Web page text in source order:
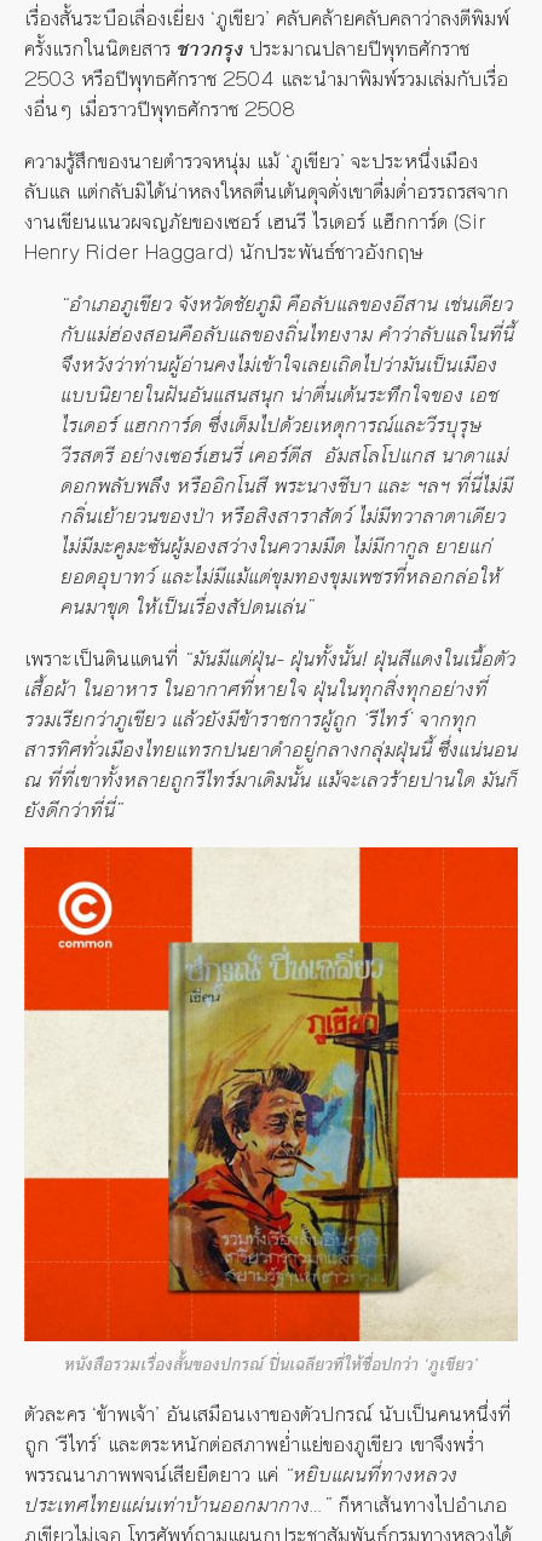
เรื่องสั้นระบือเลื่องเยี่ยง ‘ภูเขียว’ คลับคล้ายคลับคลาว่าลงตีพิมพ์
ครั้งแรกในนิตยสาร ชาวกรุง ประมาณปลายปีพุทธศักราช
2503 หรือปีพุทธศักราช 2504 และนำมาพิมพ์รวมเล่มกับเรื่อ
งอื่นๆ เมื่อราวปีพุทธศักราช 2508
ความรู้สึกของนายตำรวจหนุ่ม แม้ ‘ภูเขียว’ จะประหนึ่งเมือง
ลับแล แต่กลับมิได้น่าหลงใหลตื่นเต้นดุจดั่งเขาดื่มด่ำอรรถรสจาก
งานเขียนแนวผจญภัยของเซอร์ เฮนรี ไรเดอร์ แฮ็กการ์ด (Sir
Henry Rider Haggard) นักประพันธ์ชาวอังกฤษ
“อำเภอภูเขียว จังหวัดชัยภูมิ คือลับแลของอีสาน เช่นเดียว
กับแม่ฮ่องสอนคือลับแลของถิ่นไทยงาม คำว่าลับแลในที่นี้
จึงหวังว่าท่านผู้อ่านคงไม่เข้าใจเลยเถิดไปว่ามันเป็นเมือง
แบบนิยายในฝันอันแสนสนุก น่าตื่นเต้นระทึกใจของ เอช
ไรเดอร์ แฮกการ์ด ซึ่งเต็มไปด้วยเหตุการณ์และวีรบุรุษ
วีรสตรี อย่างเซอร์เฮนรี่ เคอร์ตีส อัมสโลโปแกส นาดาแม่
ดอกพลับพลึง หรืออิกโนสี พระนางชีบา และ ฯลฯ ที่นี่ไม่มี
กลิ่นเย้ายวนของป่า หรือสิงสาราสัตว์ ไม่มีทวาลาตาเดียว
ไม่มีมะคูมะซันผู้มองสว่างในความมืด ไม่มีกากูล ยายแก่
ยอดอุบาทว์ และไม่มีแม้แต่ขุมทองขุมเพชรที่หลอกล่อให้
คนมาขุด ให้เป็นเรื่องสัปดนเล่น”
เพราะเป็นดินแดนที่ “มันมีแต่ฝุ่น- ฝุ่นทั้งนั้น!ฝุ่นสีแดงในเนื้อตัว
เสื้อผ้า ในอาหาร ในอากาศที่หายใจ ฝุ่นในทุกสิ่งทุกอย่างที่
รวมเรียกว่าภูเขียว แล้วยังมีข้าราชการผู้ถูก ‘รีไทร์’จากทุก
สารทิศทั่วเมืองไทยแทรกปนยาดำอยู่กลางกลุ่มฝุ่นนี้ ซึ่งแน่นอน
ณ ที่ที่เขาทั้งหลายถูกรีไทร์มาเดิมนั้น แม้จะเลวร้ายปานใด มันก็
ยังดีกว่าที่นี่”
หนังสือรวมเรื่องสั้นของปกรณ์ ปิ่นเฉลียวที่ให้ชื่อปกว่า ‘ภูเขียว’
ตัวละคร ‘ข้าพเจ้า’ อันเสมือนเงาของตัวปกรณ์ นับเป็นคนหนึ่งที่
ถูก ‘รีไทร์’ และตระหนักต่อสภาพย่ำแย่ของภูเขียว เขาจึงพร่ำ
พรรณนาภาพพจน์เสียยืดยาว แค่ “หยิบแผนที่ทางหลวง
ประเทศไทยแผ่นเท่าบ้านออกมากาง…” ก็หาเส้นทางไปอำเภอ